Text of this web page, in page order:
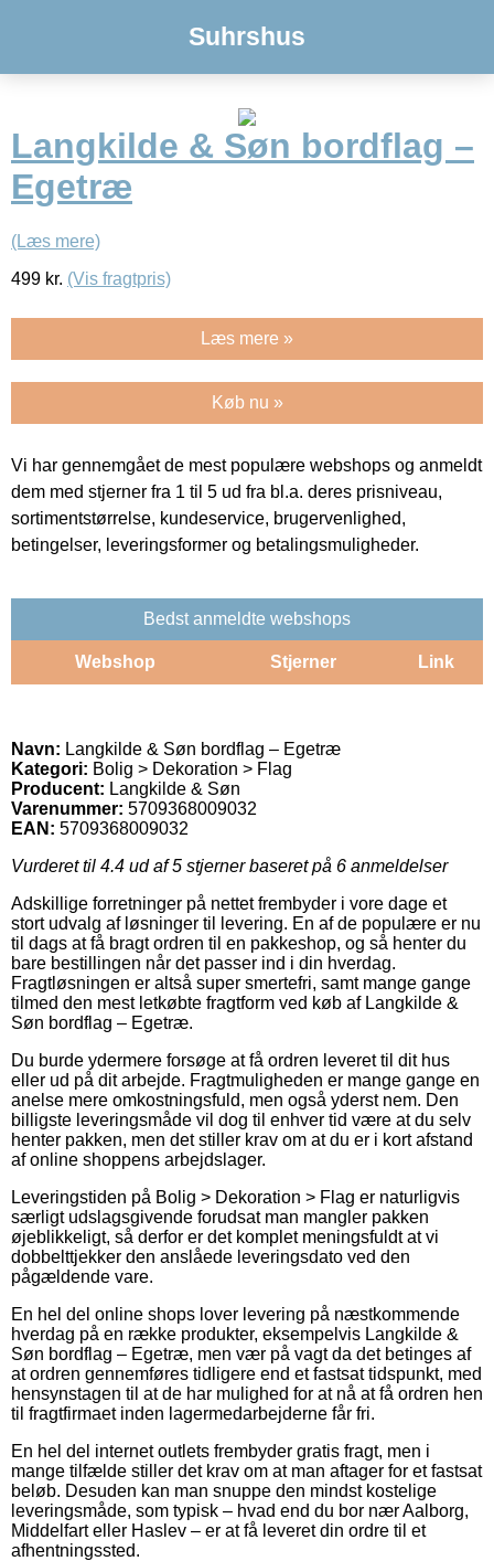
Suhrshus
Langkilde & Søn bordflag –
Egetræ
(Læs mere)
499 kr. (Vis fragtpris)
Læs mere »
Køb nu »
Vi har gennemgået de mest populære webshops og anmeldt
dem med stjerner fra 1 til 5 ud fra bl.a. deres prisniveau,
sortimentstørrelse, kundeservice, brugervenlighed,
betingelser, leveringsformer og betalingsmuligheder.
Bedst anmeldte webshops
Webshop Stjerner Link
Navn: Langkilde & Søn bordflag – Egetræ
Kategori: Bolig > Dekoration > Flag
Producent: Langkilde & Søn
Varenummer: 5709368009032
EAN: 5709368009032
Vurderet til 4.4 ud af 5 stjerner baseret på 6 anmeldelser
Adskillige forretninger på nettet frembyder i vore dage et
stort udvalg af løsninger til levering. En af de populære er nu
til dags at få bragt ordren til en pakkeshop, og så henter du
bare bestillingen når det passer ind i din hverdag.
Fragtløsningen er altså super smertefri, samt mange gange
tilmed den mest letkøbte fragtform ved køb af Langkilde &
Søn bordflag – Egetræ.
Du burde ydermere forsøge at få ordren leveret til dit hus
eller ud på dit arbejde. Fragtmuligheden er mange gange en
anelse mere omkostningsfuld, men også yderst nem. Den
billigste leveringsmåde vil dog til enhver tid være at du selv
henter pakken, men det stiller krav om at du er i kort afstand
af online shoppens arbejdslager.
Leveringstiden på Bolig > Dekoration > Flag er naturligvis
særligt udslagsgivende forudsat man mangler pakken
øjeblikkeligt, så derfor er det komplet meningsfuldt at vi
dobbelttjekker den anslåede leveringsdato ved den
pågældende vare.
En hel del online shops lover levering på næstkommende
hverdag på en række produkter, eksempelvis Langkilde &
Søn bordflag – Egetræ, men vær på vagt da det betinges af
at ordren gennemføres tidligere end et fastsat tidspunkt, med
hensynstagen til at de har mulighed for at nå at få ordren hen
til fragtfirmaet inden lagermedarbejderne får fri.
En hel del internet outlets frembyder gratis fragt, men i
mange tilfælde stiller det krav om at man aftager for et fastsat
beløb. Desuden kan man snuppe den mindst kostelige
leveringsmåde, som typisk – hvad end du bor nær Aalborg,
Middelfart eller Haslev – er at få leveret din ordre til et
afhentningssted.